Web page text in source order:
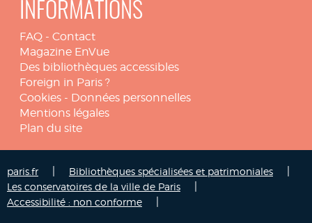
INFORMATIONS
FAQ - Contact
Magazine EnVue
Des bibliothèques accessibles
Foreign in Paris ?
Cookies - Données personnelles
Mentions légales
Plan du site
paris.fr Bibliothèques spécialisées et patrimoniales
Les conservatoires de la ville de Paris
Accessibilité : non conforme